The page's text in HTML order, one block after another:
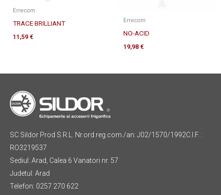
Errecom
TRACE BRILLIANT
11,59 €
Errecom
NO-ACID
19,98 €
SC Sildor Prod S.R.L. Nr.ord.reg.com./an: J02/1570/1992C.I.F. :
RO3219537
Sediul: Arad, Calea 6 Vanatori nr. 57
Judetul: Arad
Telefon: 0257 270 622